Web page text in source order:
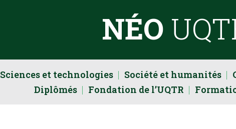
NÉO
Sciences et technologies Société et humanités
Diplômés
Fondation de l’UQTR